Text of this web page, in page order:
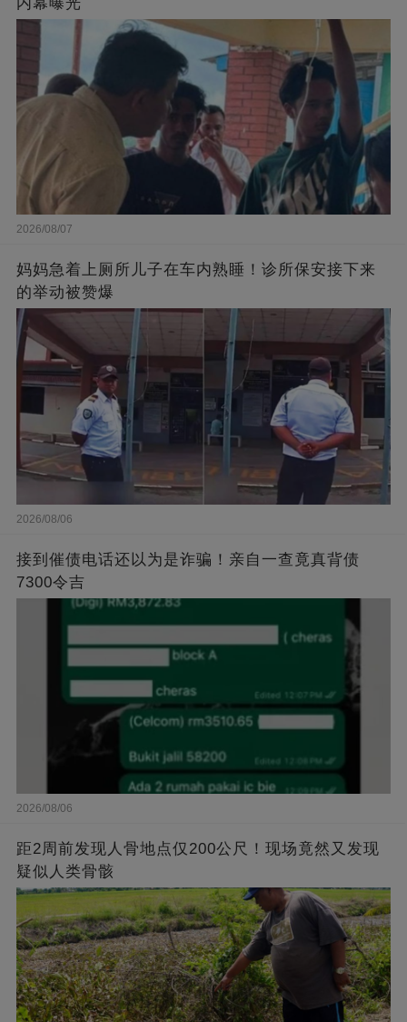
内幕曝光
2026/08/07
妈妈急着上厕所儿子在车内熟睡！诊所保安接下来
的举动被赞爆
2026/08/06
接到催债电话还以为是诈骗！亲自一查竟真背债
7300令吉
2026/08/06
距2周前发现人骨地点仅200公尺！现场竟然又发现
疑似人类骨骸